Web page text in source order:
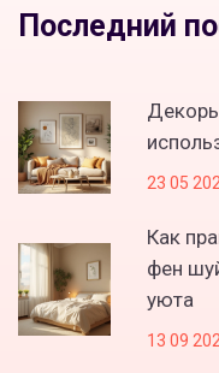
Последний
23 05
Как
фен
уюта
13 09